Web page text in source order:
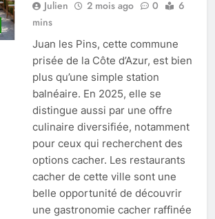
Julien 2 mois ago 0
6
mins
Juan les Pins, cette commune
prisée de la Côte d’Azur, est bien
plus qu’une simple station
balnéaire. En 2025, elle se
distingue aussi par une offre
culinaire diversifiée, notamment
pour ceux qui recherchent des
options cacher. Les restaurants
cacher de cette ville sont une
belle opportunité de découvrir
une gastronomie cacher raffinée